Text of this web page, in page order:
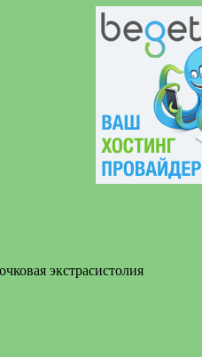
экстрасистолия